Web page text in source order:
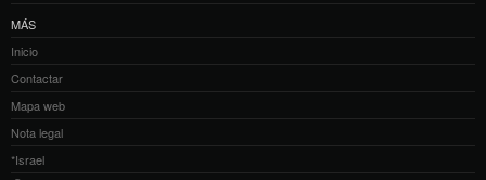
MÁS
Inicio
Contactar
Mapa web
Nota legal
*Israel